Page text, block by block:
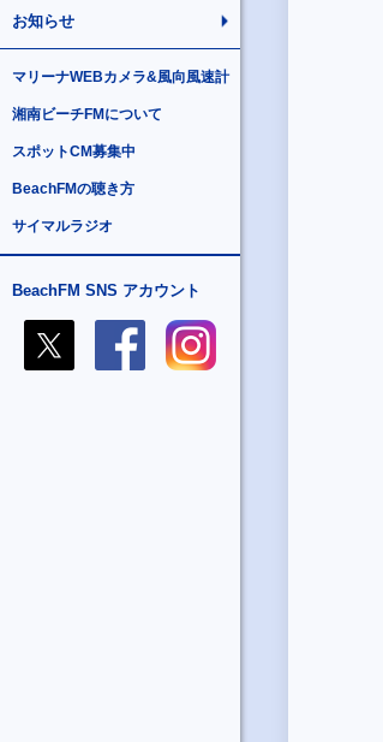
お知らせ
マリーナWEBカメラ&風向風速計
湘南ビーチFMについて
スポットCM募集中
BeachFMの聴き方
サイマルラジオ
BeachFM SNS アカウント